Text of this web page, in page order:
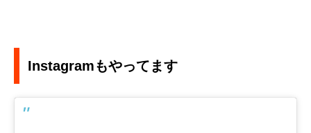
Instagramもやってます